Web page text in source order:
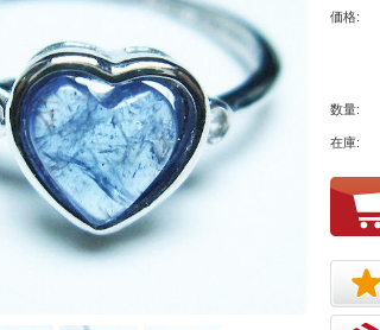
価格:
数量:
在庫: